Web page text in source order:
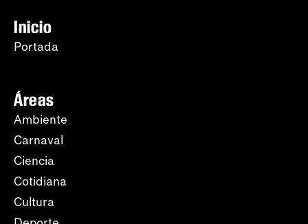
Inicio
Portada
Áreas
Ambiente
Carnaval
Ciencia
Cotidiana
Cultura